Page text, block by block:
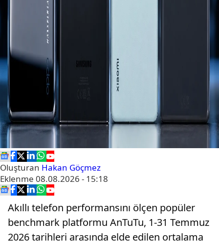
Oluşturan Hakan Göçmez
Eklenme 08.08.2026 - 15:18
Akıllı telefon performansını ölçen popüler
benchmark platformu AnTuTu, 1-31 Temmuz
2026 tarihleri arasında elde edilen ortalama